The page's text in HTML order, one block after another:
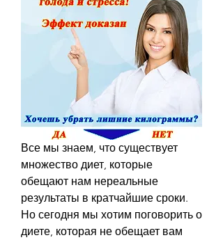
Все мы знаем, что существует
множество диет, которые
обещают нам нереальные
результаты в кратчайшие сроки.
Но сегодня мы хотим поговорить о
диете, которая не обещает вам